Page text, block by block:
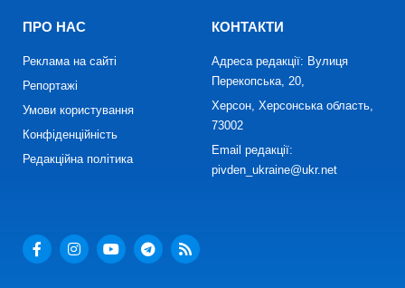
ПРО НАС
Реклама на сайті
Репортажі
Умови користування
Конфіденційність
Редакційна політика
КОНТАКТИ
Адреса редакції: Вулиця
Перекопська, 20,
Херсон, Херсонська область,
73002
Email редакції:
pivden_ukraine@ukr.net